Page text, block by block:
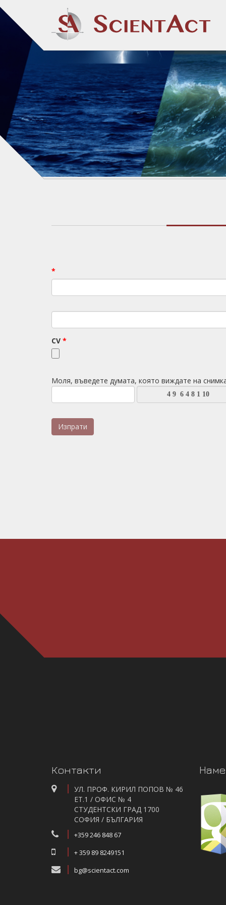
*
CV *
Моля, въведете думата, която виждате на
Контакти
УЛ. ПРОФ. КИРИЛ ПОПОВ № 46
ЕТ.1 / ОФИС № 4
СТУДЕНТСКИ ГРАД 1700
СОФИЯ / БЪЛГАРИЯ
+359 246 848 67
+ 359 89 8249151
bg@scientact.com